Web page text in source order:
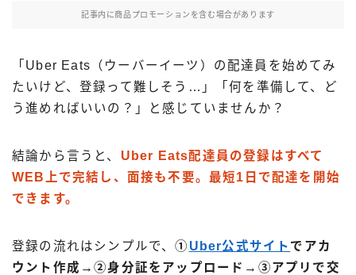
フードデリバリークーポン比較
Uber Eats加盟店ガイド
Uber Eats出店方法
サービスから探す
記事内に商品プロモーションを含む場合があります
「Uber Eats（ウーバーイーツ）の配達員を始めてみ
たいけど、登録って難しそう…」「何を準備して、ど
う進めればいいの？」と感じていませんか？
結論から言うと、 Uber Eats配達員の登録はすべて
WEB上で完結し、面接も不要。最短1日で配達を開始
できます。
登録の流れはシンプルで、① Uber公式サイト でアカ
ウント作成→②身分証をアップロード→③アプリで交